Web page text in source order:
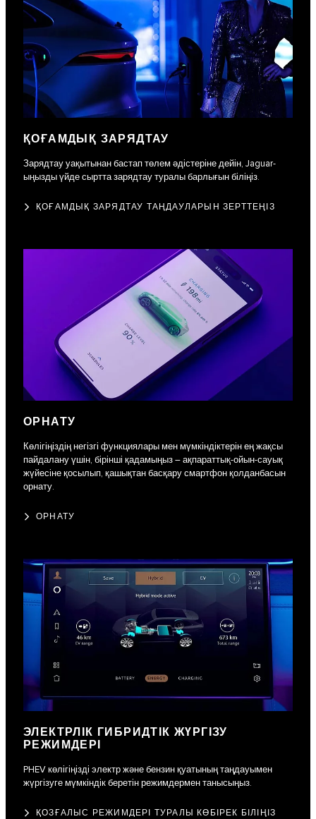
ҚОҒАМДЫҚ ЗАРЯДТАУ
Зарядтау уақытынан бастап төлем әдістеріне дейін, Jaguar-
ыңызды үйде сыртта зарядтау туралы барлығын біліңіз.
ҚОҒАМДЫҚ ЗАРЯДТАУ ТАҢДАУЛАРЫН ЗЕРТТЕҢІЗ
ОРНАТУ
Көлігіңіздің негізгі функциялары мен мүмкіндіктерін ең жақсы
пайдалану үшін, бірінші қадамыңыз – ақпараттық-ойын-сауық
жүйесіне қосылып, қашықтан басқару смартфон қолданбасын
орнату.
ОРНАТУ
ЭЛЕКТРЛІК ГИБРИДТІК ЖҮРГІЗУ
РЕЖИМДЕРІ
PHEV көлігіңізді электр және бензин қуатының таңдауымен
жүргізуге мүмкіндік беретін режимдермен танысыңыз.
ҚОЗҒАЛЫС РЕЖИМДЕРІ ТУРАЛЫ КӨБІРЕК БІЛІҢІЗ